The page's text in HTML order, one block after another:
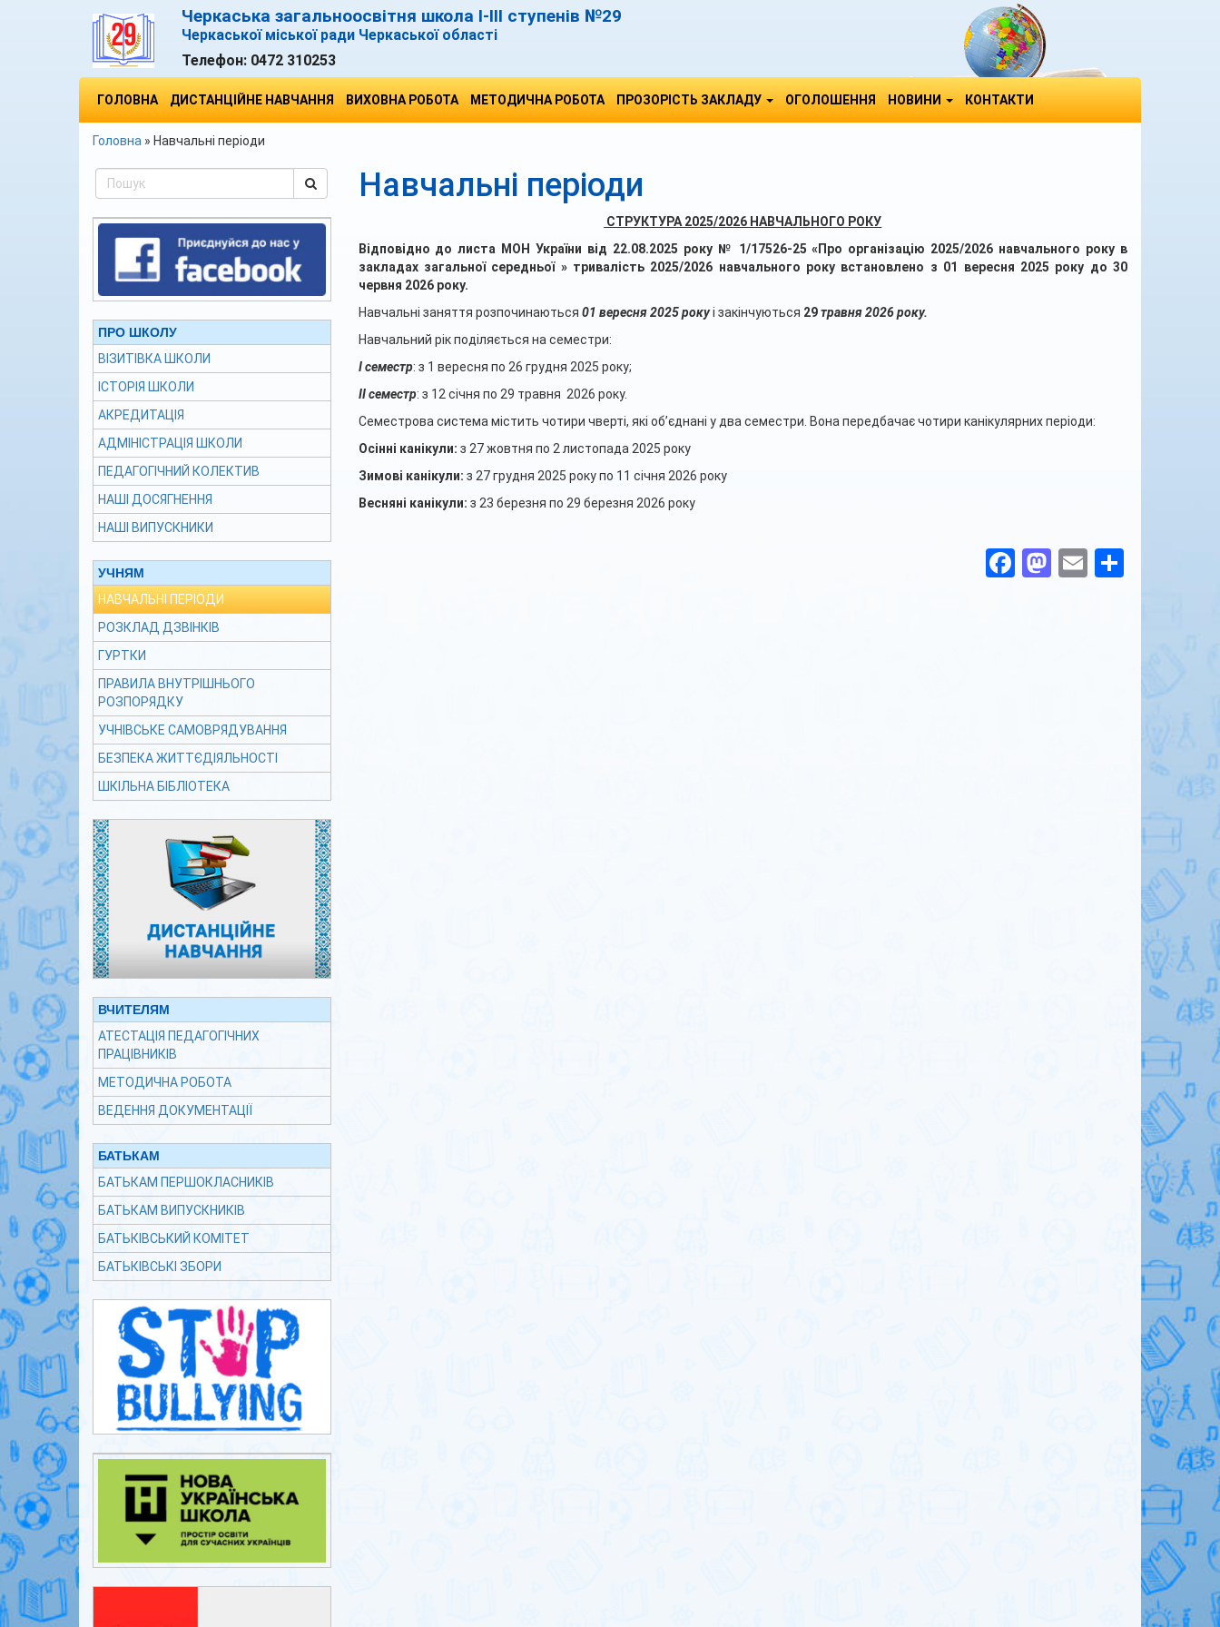
Черкаська загальноосвітня школа І-ІІІ ступенів №29
Черкаської міської ради Черкаської області
Телефон: 0472 310253
ГОЛОВНА ДИСТАНЦІЙНЕ НАВЧАННЯ ВИХОВНА РОБОТА МЕТОДИЧНА РОБОТА ПРОЗОРІСТЬ ЗАКЛАДУ ОГОЛОШЕННЯ НОВИНИ КОНТАКТИ
Головна » Навчальні періоди
ПРО ШКОЛУ
ВІЗИТІВКА ШКОЛИ
ІСТОРІЯ ШКОЛИ
АКРЕДИТАЦІЯ
АДМІНІСТРАЦІЯ ШКОЛИ
ПЕДАГОГІЧНИЙ КОЛЕКТИВ
НАШІ ДОСЯГНЕННЯ
НАШІ ВИПУСКНИКИ
УЧНЯМ
НАВЧАЛЬНІ ПЕРІОДИ
РОЗКЛАД ДЗВІНКІВ
ГУРТКИ
ПРАВИЛА ВНУТРІШНЬОГО
РОЗПОРЯДКУ
УЧНІВСЬКЕ САМОВРЯДУВАННЯ
БЕЗПЕКА ЖИТТЄДІЯЛЬНОСТІ
ШКІЛЬНА БІБЛІОТЕКА
ВЧИТЕЛЯМ
АТЕСТАЦІЯ ПЕДАГОГІЧНИХ
ПРАЦІВНИКІВ
МЕТОДИЧНА РОБОТА
ВЕДЕННЯ ДОКУМЕНТАЦІЇ
БАТЬКАМ
БАТЬКАМ ПЕРШОКЛАСНИКІВ
БАТЬКАМ ВИПУСКНИКІВ
БАТЬКІВСЬКИЙ КОМІТЕТ
БАТЬКІВСЬКІ ЗБОРИ
Навчальні періоди
СТРУКТУРА 2025/2026 НАВЧАЛЬНОГО РОКУ
Відповідно до листа МОН України від 22.08.2025 року № 1/17526-25 «Про організацію 2025/2026 навчального року в
закладах загальної середньої » тривалість 2025/2026 навчального року встановлено з 01 вересня 2025 року до 30
червня 2026 року.
Навчальні заняття розпочинаються 01 вересня 2025 рокуі закінчуються 29травня 2026 року.
Навчальний рік поділяється на семестри:
І семестр: з 1 вересня по 26 грудня 2025 року;
ІІ семестр: з 12 січня по 29 травня 2026 року.
Семестрова система містить чотири чверті, які об’єднані у два семестри. Вона передбачає чотири канікулярних періоди:
Осінні канікули: з 27 жовтня по 2 листопада 2025 року
Зимові канікули: з 27 грудня 2025 року по 11 січня 2026 року
Весняні канікули: з 23 березня по 29 березня 2026 року
Facebook
Mastodon
Email